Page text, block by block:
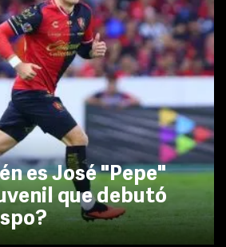
es José "Pepe"
que debutó